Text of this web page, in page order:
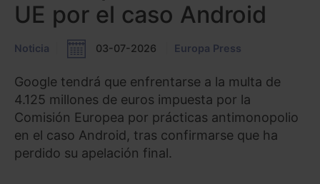
UE por el caso Android
Noticia 03-07-2026 Europa Press
Google tendrá que enfrentarse a la multa de
4.125 millones de euros impuesta por la
Comisión Europea por prácticas antimonopolio
en el caso Android, tras confirmarse que ha
perdido su apelación final.